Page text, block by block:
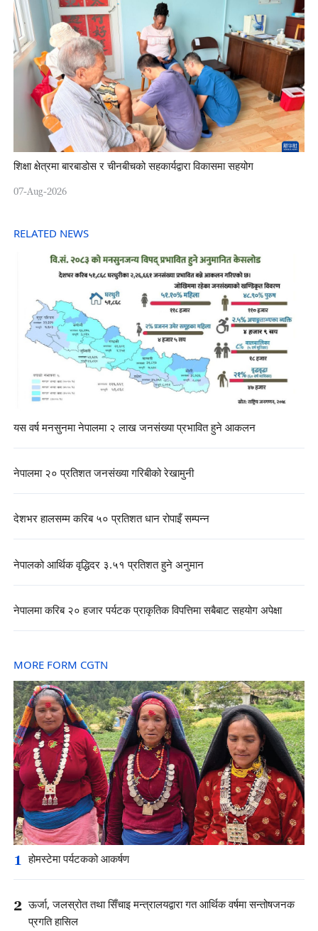
शिक्षा क्षेत्रमा बारबाडोस र चीनबीचको सहकार्यद्वारा विकासमा सहयोग
07-Aug-2026
RELATED NEWS
यस वर्ष मनसुनमा नेपालमा २ लाख जनसंख्या प्रभावित हुने आकलन
नेपालमा २० प्रतिशत जनसंख्या गरिबीको रेखामुनी
देशभर हालसम्म करिब ५० प्रतिशत धान रोपाइँ सम्पन्न
नेपालको आर्थिक वृद्धिदर ३.५१ प्रतिशत हुने अनुमान
नेपालमा करिब २० हजार पर्यटक प्राकृतिक विपत्तिमा सबैबाट सहयोग अपेक्षा
MORE FORM CGTN
1 होमस्टेमा पर्यटकको आकर्षण
2 ऊर्जा, जलस्रोत तथा सिँचाइ मन्त्रालयद्वारा गत आर्थिक वर्षमा सन्तोषजनक
प्रगति हासिल